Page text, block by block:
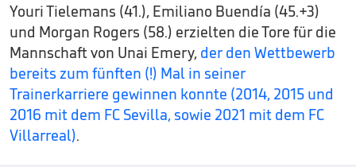
Youri Tielemans (41.), Emiliano Buendía (45.+3)
und Morgan Rogers (58.) erzielten die Tore für die
Mannschaft von Unai Emery, der den Wettbewerb
bereits zum fünften (!) Mal in seiner
Trainerkarriere gewinnen konnte (2014, 2015 und
2016 mit dem FC Sevilla, sowie 2021 mit dem FC
Villarreal).